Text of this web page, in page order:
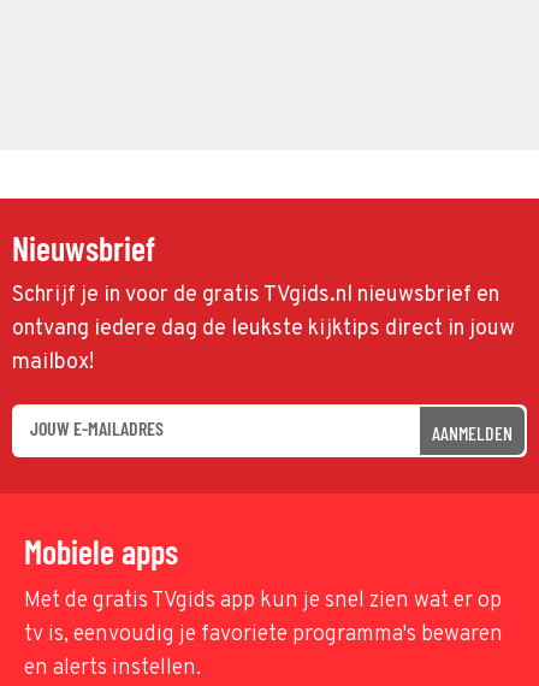
Nieuwsbrief
Schrijf je in voor de gratis TVgids.nl nieuwsbrief en
ontvang iedere dag de leukste kijktips direct in jouw
mailbox!
AANMELDEN
Mobiele apps
Met de gratis TVgids app kun je snel zien wat er op
tv is, eenvoudig je favoriete programma's bewaren
en alerts instellen.